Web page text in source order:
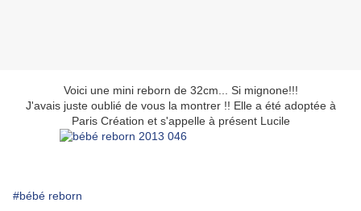
Voici une mini reborn de 32cm... Si mignone!!!
J'avais juste oublié de vous la montrer !! Elle a été adoptée à
Paris Création et s'appelle à présent Lucile
#bébé reborn